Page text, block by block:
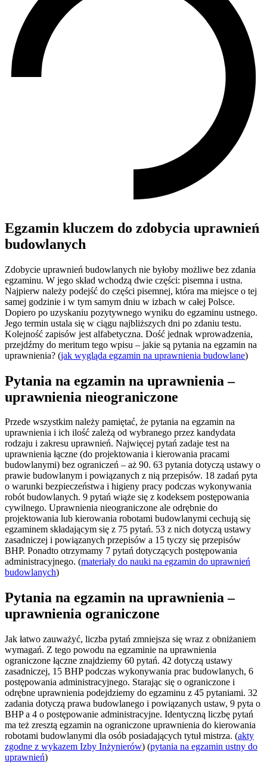
Egzamin kluczem do zdobycia uprawnień
budowlanych
Zdobycie uprawnień budowlanych nie byłoby możliwe bez zdania
egzaminu. W jego skład wchodzą dwie części: pisemna i ustna.
Najpierw należy podejść do części pisemnej, która ma miejsce o tej
samej godzinie i w tym samym dniu w izbach w całej Polsce.
Dopiero po uzyskaniu pozytywnego wyniku do egzaminu ustnego.
Jego termin ustala się w ciągu najbliższych dni po zdaniu testu.
Kolejność zapisów jest alfabetyczna. Dość jednak wprowadzenia,
przejdźmy do meritum tego wpisu – jakie są pytania na egzamin na
uprawnienia? (jak wygląda egzamin na uprawnienia budowlane)
Pytania na egzamin na uprawnienia –
uprawnienia nieograniczone
Przede wszystkim należy pamiętać, że pytania na egzamin na
uprawnienia i ich ilość zależą od wybranego przez kandydata
rodzaju i zakresu uprawnień. Najwięcej pytań zadaje test na
uprawnienia łączne (do projektowania i kierowania pracami
budowlanymi) bez ograniczeń – aż 90. 63 pytania dotyczą ustawy o
prawie budowlanym i powiązanych z nią przepisów. 18 zadań pyta
o warunki bezpieczeństwa i higieny pracy podczas wykonywania
robót budowlanych. 9 pytań wiąże się z kodeksem postępowania
cywilnego. Uprawnienia nieograniczone ale odrębnie do
projektowania lub kierowania robotami budowlanymi cechują się
egzaminem składającym się z 75 pytań. 53 z nich dotyczą ustawy
zasadniczej i powiązanych przepisów a 15 tyczy się przepisów
BHP. Ponadto otrzymamy 7 pytań dotyczących postępowania
administracyjnego. (materiały do nauki na egzamin do uprawnień
budowlanych)
Pytania na egzamin na uprawnienia –
uprawnienia ograniczone
Jak łatwo zauważyć, liczba pytań zmniejsza się wraz z obniżaniem
wymagań. Z tego powodu na egzaminie na uprawnienia
ograniczone łączne znajdziemy 60 pytań. 42 dotyczą ustawy
zasadniczej, 15 BHP podczas wykonywania prac budowlanych, 6
postępowania administracyjnego. Starając się o ograniczone i
odrębne uprawnienia podejdziemy do egzaminu z 45 pytaniami. 32
zadania dotyczą prawa budowlanego i powiązanych ustaw, 9 pyta o
BHP a 4 o postępowanie administracyjne. Identyczną liczbę pytań
ma też zresztą egzamin na ograniczone uprawnienia do kierowania
robotami budowlanymi dla osób posiadających tytuł mistrza. (akty
zgodne z wykazem Izby Inżynierów) (pytania na egzamin ustny do
uprawnień)